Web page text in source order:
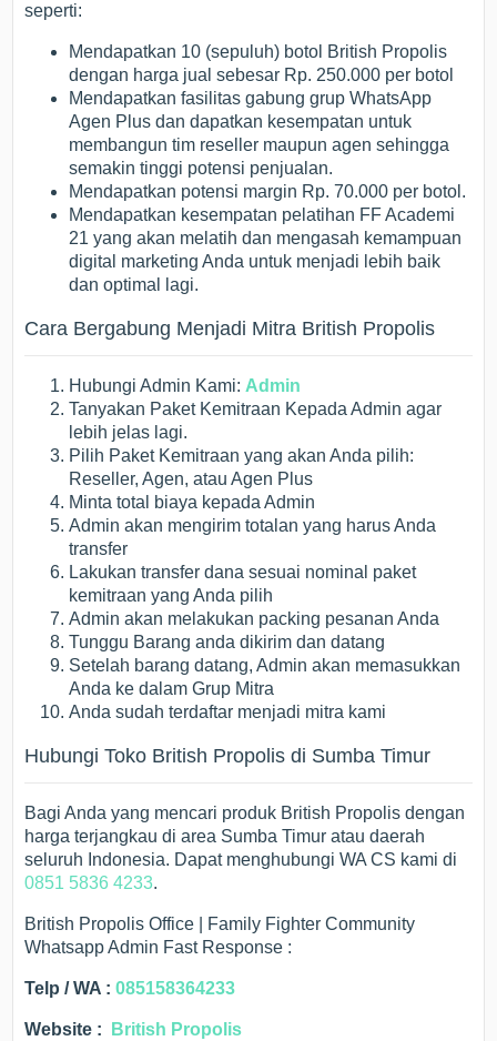
seperti:
Mendapatkan 10 (sepuluh) botol British Propolis
dengan harga jual sebesar Rp. 250.000 per botol
Mendapatkan fasilitas gabung grup WhatsApp
Agen Plus dan dapatkan kesempatan untuk
membangun tim reseller maupun agen sehingga
semakin tinggi potensi penjualan.
Mendapatkan potensi margin Rp. 70.000 per botol.
Mendapatkan kesempatan pelatihan FF Academi
21 yang akan melatih dan mengasah kemampuan
digital marketing Anda untuk menjadi lebih baik
dan optimal lagi.
Cara Bergabung Menjadi Mitra British Propolis
Hubungi Admin Kami: Admin
Tanyakan Paket Kemitraan Kepada Admin agar
lebih jelas lagi.
Pilih Paket Kemitraan yang akan Anda pilih:
Reseller, Agen, atau Agen Plus
Minta total biaya kepada Admin
Admin akan mengirim totalan yang harus Anda
transfer
Lakukan transfer dana sesuai nominal paket
kemitraan yang Anda pilih
Admin akan melakukan packing pesanan Anda
Tunggu Barang anda dikirim dan datang
Setelah barang datang, Admin akan memasukkan
Anda ke dalam Grup Mitra
Anda sudah terdaftar menjadi mitra kami
Hubungi Toko British Propolis di Sumba Timur
Bagi Anda yang mencari produk British Propolis dengan
harga terjangkau di area Sumba Timur atau daerah
seluruh Indonesia. Dapat menghubungi WA CS kami di
0851 5836 4233.
British Propolis Office | Family Fighter Community
Whatsapp Admin Fast Response :
Telp / WA :085158364233
Website : British Propolis